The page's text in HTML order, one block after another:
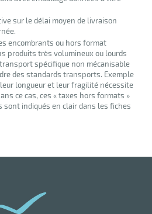
sur le délai moyen de livraison
encombrants ou hors format
produits très volumineux ou lourds
spécifique non mécanisable
des standards transports. Exemple
longueur et leur fragilité nécessite
ce cas, ces « taxes hors formats »
indiqués en clair dans les fiches